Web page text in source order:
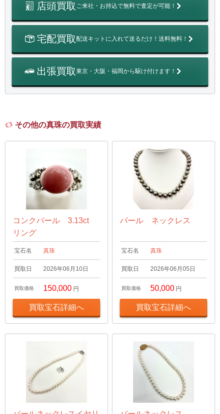
店頭買取 ご来社・お持込で無料で査定が可能！
宅配買取配送キットに入れて送るだけ！送料無料！
出張買取東京・大阪・福岡から駆け付けます！
その他の真珠の買取実績
コンクパール 3.13ct
リング
宝石名 真珠
買取日 2026年06月10日
買取価格 150,000 円
買取宝石詳細へ
パール ネックレス
宝石名 真珠
買取日 2026年06月05日
買取価格 50,000 円
買取宝石詳細へ